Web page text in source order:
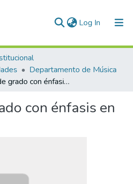
Log In (current)
Departamento de Música
Recital de grado con énfasis en Canto Lírico
con énfasis en